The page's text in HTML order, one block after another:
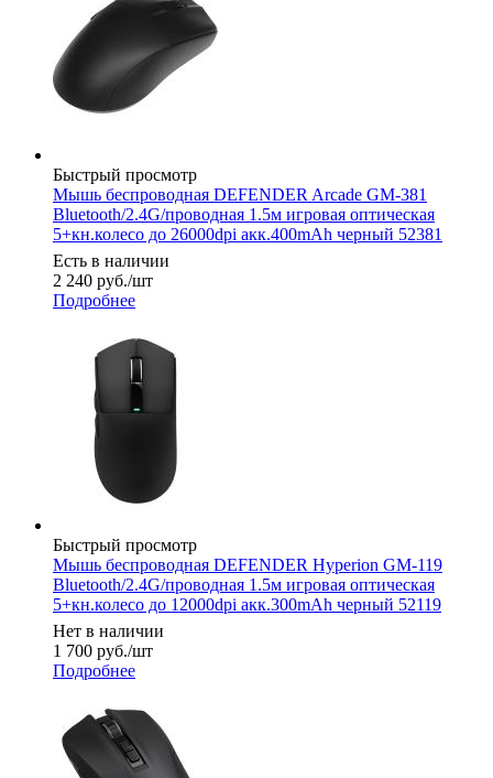
Быстрый просмотр
Мышь беспроводная DEFENDER Arcade GM-381
Bluetooth/2.4G/проводная 1.5м игровая оптическая
5+кн.колесо до 26000dpi акк.400mAh черный 52381
Есть в наличии
2 240 руб./шт
Подробнее
Быстрый просмотр
Мышь беспроводная DEFENDER Hyperion GM-119
Bluetooth/2.4G/проводная 1.5м игровая оптическая
5+кн.колесо до 12000dpi акк.300mAh черный 52119
Нет в наличии
1 700 руб./шт
Подробнее